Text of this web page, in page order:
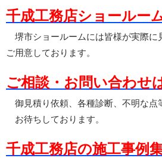
千成工務店ショールー
堺市ショールームには皆様が実際に
ご用意しております。
ご相談・お問い合わせ
御見積り依頼、各種診断、不明な点
お待ちしております。
千成工務店の施工事例